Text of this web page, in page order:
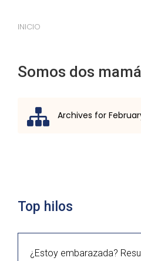
INICIO
Somos dos
Archives for
Top hilos
¿Estoy embarazada?